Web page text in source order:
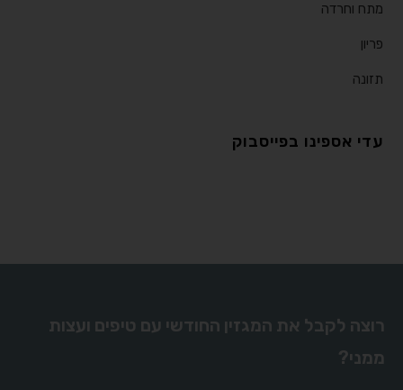
מתח וחרדה
פריון
תזונה
עדי אספינו בפייסבוק
רוצה לקבל את המגזין החודשי עם טיפים ועצות
ממני?